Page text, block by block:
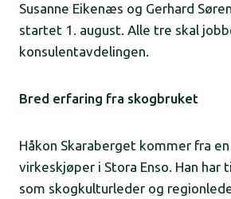
Susanne Eikenæs og Gerhard
startet 1. august. Alle tre skal
konsulentavdelingen.
Bred erfaring fra skogbruket
Håkon Skaraberget kommer fra
virkeskjøper i Stora Enso. Han
som skogkulturleder og